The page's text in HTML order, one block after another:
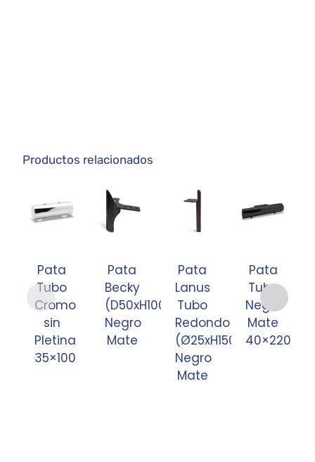
Productos relacionados
Pata
Tubo
Cromo
sin
Pletina
35×100
Pata
Becky
(D50xH100xH150x1.5)
Negro
Mate
Pata
Lanus
Tubo
Redondo
(Ø25xH150xH204x1.2)
Negro
Mate
Pata
Tubo
Negro
Mate
40×220